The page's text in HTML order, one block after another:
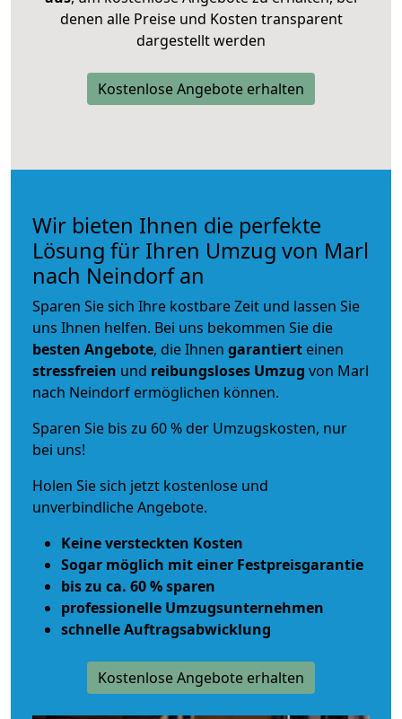
denen alle Preise und Kosten transparent
dargestellt werden
Kostenlose Angebote erhalten
Wir bieten Ihnen die perfekte
Lösung für Ihren Umzug von Marl
nach Neindorf an
Sparen Sie sich Ihre kostbare Zeit und lassen Sie
uns Ihnen helfen. Bei uns bekommen Sie die
besten Angebote, die Ihnen garantiert einen
stressfreien und reibungsloses Umzug von Marl
nach Neindorf ermöglichen können.
Sparen Sie bis zu 60 % der Umzugskosten, nur
bei uns!
Holen Sie sich jetzt kostenlose und
unverbindliche Angebote.
Keine versteckten Kosten
Sogar möglich mit einer Festpreisgarantie
bis zu ca. 60 % sparen
professionelle Umzugsunternehmen
schnelle Auftragsabwicklung
Kostenlose Angebote erhalten